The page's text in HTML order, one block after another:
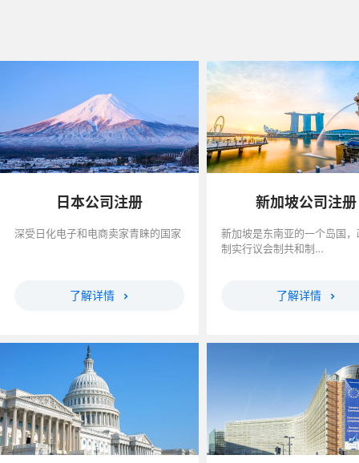
日本公司注册
深受日化电子和电商卖家青睐的国家
了解详情
新加坡公司注册
新加坡是东南亚的一个岛国
制实行议会制共和制…
了解详情